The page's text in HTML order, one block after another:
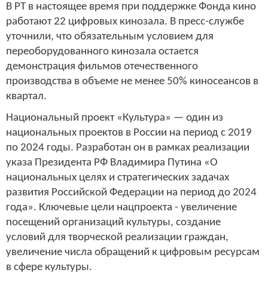
В РТ в настоящее время при поддержке Фонда кино
работают 22 цифровых кинозала. В пресс-службе
уточнили, что обязательным условием для
переоборудованного кинозала остается
демонстрация фильмов отечественного
производства в объеме не менее 50% киносеансов в
квартал.
Национальный проект «Культура» — один из
национальных проектов в России на период с 2019
по 2024 годы. Разработан он в рамках реализации
указа Президента РФ Владимира Путина «О
национальных целях и стратегических задачах
развития Российской Федерации на период до 2024
года». Ключевые цели нацпроекта - увеличение
посещений организаций культуры, создание
условий для творческой реализации граждан,
увеличение числа обращений к цифровым ресурсам
в сфере культуры.